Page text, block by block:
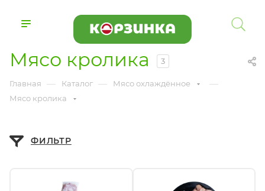
Мясо кролика 3
Главная — Каталог — Мясо охлаждённое —
Мясо кролика
ФИЛЬТР